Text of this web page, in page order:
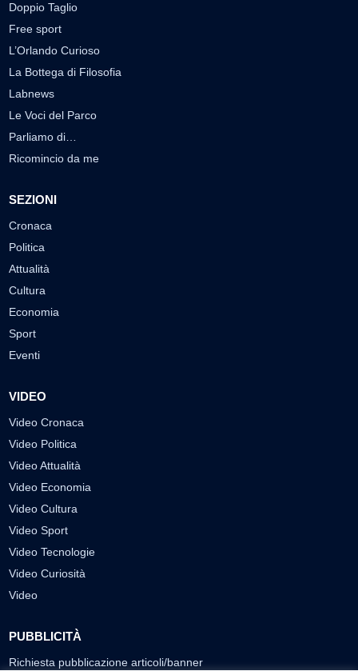
Doppio Taglio
Free sport
L’Orlando Curioso
La Bottega di Filosofia
Labnews
Le Voci del Parco
Parliamo di…
Ricomincio da me
SEZIONI
Cronaca
Politica
Attualità
Cultura
Economia
Sport
Eventi
VIDEO
Video Cronaca
Video Politica
Video Attualità
Video Economia
Video Cultura
Video Sport
Video Tecnologie
Video Curiosità
Video
PUBBLICITÀ
Richiesta pubblicazione articoli/banner